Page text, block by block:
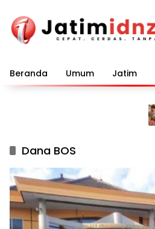
konten
Beranda Umum Jatim
Dana BOS